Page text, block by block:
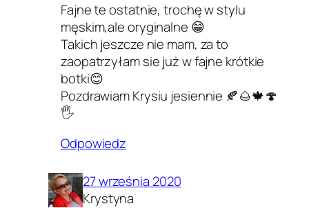
Fajne te ostatnie, trochę w stylu
męskim,ale oryginalne 😁
Takich jeszcze nie mam, za to
zaopatrzyłam sie już w fajne krótkie
botki😊
Pozdrawiam Krysiu jesiennie 🍂🌰🍁🍄
🖐️
Odpowiedz
27 września 2020
Krystyna